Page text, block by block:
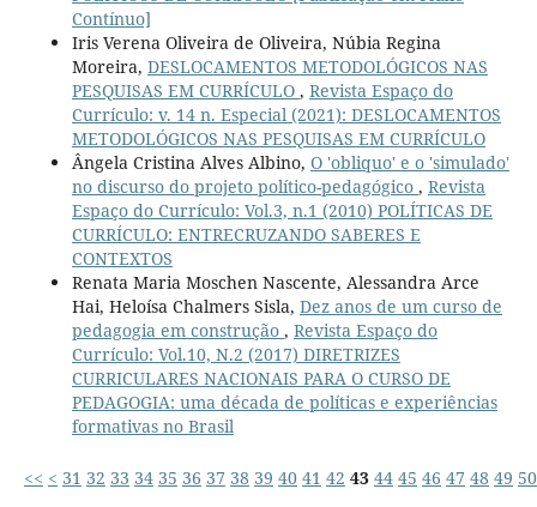
Contínuo]
Iris Verena Oliveira de Oliveira, Núbia Regina
Moreira, DESLOCAMENTOS METODOLÓGICOS NAS
PESQUISAS EM CURRÍCULO , Revista Espaço do
Currículo: v. 14 n. Especial (2021): DESLOCAMENTOS
METODOLÓGICOS NAS PESQUISAS EM CURRÍCULO
Ângela Cristina Alves Albino, O 'obliquo' e o 'simulado'
no discurso do projeto político-pedagógico , Revista
Espaço do Currículo: Vol.3, n.1 (2010) POLÍTICAS DE
CURRÍCULO: ENTRECRUZANDO SABERES E
CONTEXTOS
Renata Maria Moschen Nascente, Alessandra Arce
Hai, Heloísa Chalmers Sisla, Dez anos de um curso de
pedagogia em construção , Revista Espaço do
Currículo: Vol.10, N.2 (2017) DIRETRIZES
CURRICULARES NACIONAIS PARA O CURSO DE
PEDAGOGIA: uma década de políticas e experiências
formativas no Brasil
<< < 31 32 33 34 35 36 37 38 39 40 41 42 43 44 45 46 47 48 49 50